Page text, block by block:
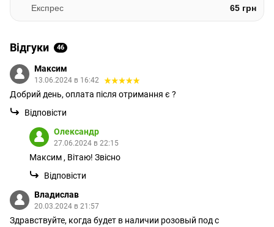
Експрес
65 грн
Відгуки 46
Максим
13.06.2024 в 16:42
Добрий день, оплата після отримання є ?
Відповісти
Олександр
27.06.2024 в 22:15
Максим , Вітаю! Звісно
Відповісти
Владислав
20.03.2024 в 21:57
Здравствуйте, когда будет в наличии розовый под с